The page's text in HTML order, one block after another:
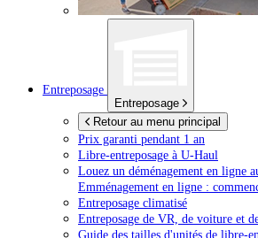
Entreposage
Entreposage
Retour au menu principal
Prix garanti pendant 1 an
Libre-entreposage à U-Haul
Louez un déménagement en ligne
Emménagement en ligne :
Entreposage climatisé
Entreposage de VR, de voiture et
Guide des tailles d'unités de libre-